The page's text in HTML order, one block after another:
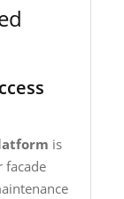
is
facade